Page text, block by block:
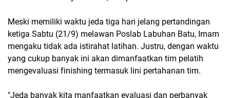
Meski memiliki waktu jeda tiga hari jelang pertandingan
ketiga Sabtu (21/9) melawan Poslab Labuhan Batu, Imam
mengaku tidak ada istirahat latihan. Justru, dengan waktu
yang cukup banyak ini akan dimanfaatkan tim pelatih
mengevaluasi finishing termasuk lini pertahanan tim.
"Jeda banyak kita manfaatkan evaluasi dan perbanyak